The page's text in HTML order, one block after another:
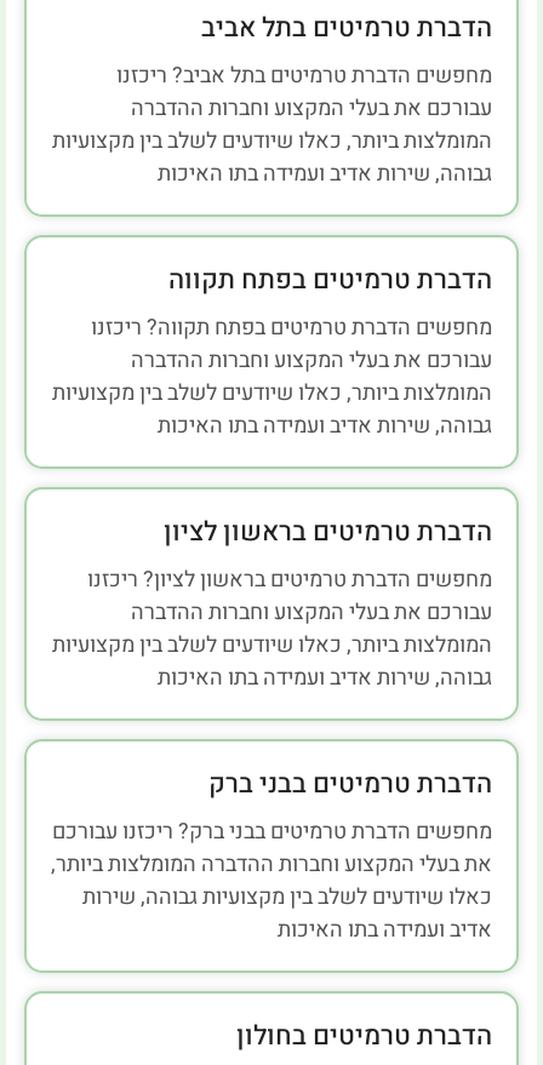
הדברת טרמיטים בתל אביב
מחפשים הדברת טרמיטים בתל אביב? ריכזנו
עבורכם את בעלי המקצוע וחברות ההדברה
המומלצות ביותר, כאלו שיודעים לשלב בין מקצועיות
גבוהה, שירות אדיב ועמידה בתו האיכות
הדברת טרמיטים בפתח תקווה
מחפשים הדברת טרמיטים בפתח תקווה? ריכזנו
עבורכם את בעלי המקצוע וחברות ההדברה
המומלצות ביותר, כאלו שיודעים לשלב בין מקצועיות
גבוהה, שירות אדיב ועמידה בתו האיכות
הדברת טרמיטים בראשון לציון
מחפשים הדברת טרמיטים בראשון לציון? ריכזנו
עבורכם את בעלי המקצוע וחברות ההדברה
המומלצות ביותר, כאלו שיודעים לשלב בין מקצועיות
גבוהה, שירות אדיב ועמידה בתו האיכות
הדברת טרמיטים בבני ברק
מחפשים הדברת טרמיטים בבני ברק? ריכזנו עבורכם
את בעלי המקצוע וחברות ההדברה המומלצות ביותר,
כאלו שיודעים לשלב בין מקצועיות גבוהה, שירות
אדיב ועמידה בתו האיכות
הדברת טרמיטים בחולון